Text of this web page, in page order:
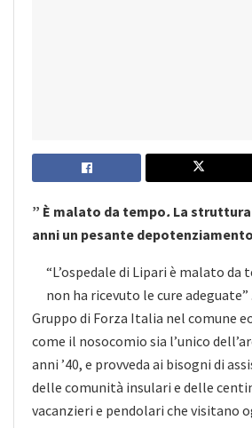
” È malato da tempo. La struttura
anni un pesante
“L’ospedale di Lipari è malato da
non ha ricevuto le cure
Gruppo di Forza Italia nel comune
come il nosocomio sia l’unico
anni ’40, e provveda ai bisogni di
delle comunità insulari e delle
vacanzieri e pendolari che visitano